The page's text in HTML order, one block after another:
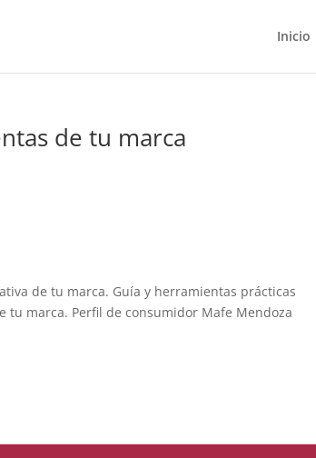
Inicio
de tu marca
de tu marca. Guía y herramientas prácticas
marca. Perfil de consumidor Mafe Mendoza